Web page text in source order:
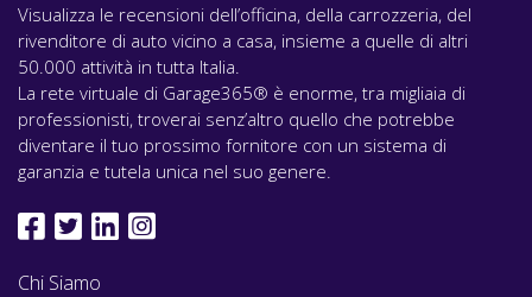
Visualizza le recensioni dell’officina, della carrozzeria, del
rivenditore di auto vicino a casa, insieme a quelle di altri
50.000 attività in tutta Italia.
La rete virtuale di Garage365® è enorme, tra migliaia di
professionisti, troverai senz’altro quello che potrebbe
diventare il tuo prossimo fornitore con un sistema di
garanzia e tutela unica nel suo genere.
Chi Siamo